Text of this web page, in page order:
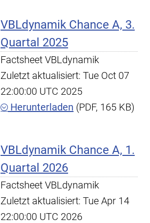
VBLdynamik Chance A, 3.
Quartal 2025
Factsheet VBLdynamik
Zuletzt aktualisiert: Tue Oct 07
22:00:00 UTC 2025
Herunterladen (PDF, 165 KB)
VBLdynamik Chance A, 1.
Quartal 2026
Factsheet VBLdynamik
Zuletzt aktualisiert: Tue Apr 14
22:00:00 UTC 2026